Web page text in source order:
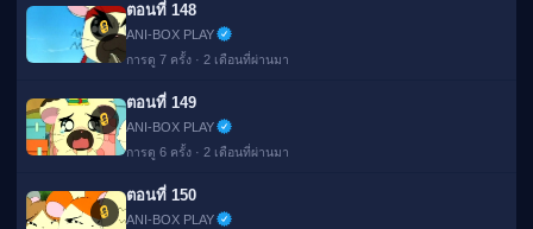
🔒
ตอนที่ 148
ANI-BOX PLAY
การดู 7 ครั้ง · 2 เดือนที่ผ่านมา
🔒
ตอนที่ 149
ANI-BOX PLAY
การดู 6 ครั้ง · 2 เดือนที่ผ่านมา
🔒
ตอนที่ 150
ANI-BOX PLAY